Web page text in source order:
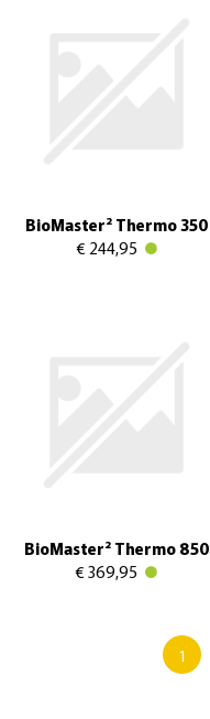
BioMaster² Thermo 350
€ 244,95
BioMaster² Thermo 850
€ 369,95
1